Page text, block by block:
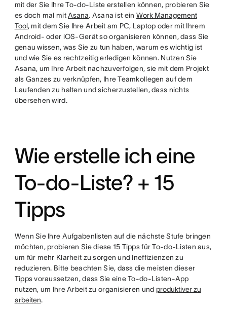
mit der Sie Ihre To-do-Liste erstellen können, probieren Sie
es doch mal mitAsana. Asana ist ein Work Management
Tool, mit dem Sie Ihre Arbeit am PC, Laptop oder mit Ihrem
Android- oder iOS-Gerät so organisieren können, dass Sie
genau wissen, was Sie zu tun haben, warum es wichtig ist
und wie Sie es rechtzeitig erledigen können. Nutzen Sie
Asana, um Ihre Arbeit nachzuverfolgen, sie mit dem Projekt
als Ganzes zu verknüpfen, Ihre Teamkollegen auf dem
Laufenden zu halten und sicherzustellen, dass nichts
übersehen wird.
Wie erstelle ich eine
To-do-Liste? + 15
Tipps
Wenn Sie Ihre Aufgabenlisten auf die nächste Stufe bringen
möchten, probieren Sie diese 15 Tipps für To-do-Listen aus,
um für mehr Klarheit zu sorgen und Ineffizienzen zu
reduzieren. Bitte beachten Sie, dass die meisten dieser
Tipps voraussetzen, dass Sie eine To-do-Listen-App
nutzen, um Ihre Arbeit zu organisieren und produktiver zu
arbeiten.